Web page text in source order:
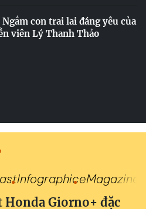
Ngắm con trai lai đáng yêu của
viên Lý Thanh Thảo
InfographiceMagazine
Honda Giorno+ đặc